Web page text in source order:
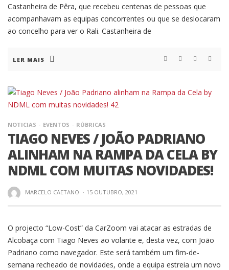
Castanheira de Pêra, que recebeu centenas de pessoas que
acompanhavam as equipas concorrentes ou que se deslocaram
ao concelho para ver o Rali. Castanheira de
LER MAIS
NOTICIAS EVENTOS RÚBRICAS
TIAGO NEVES / JOÃO PADRIANO
ALINHAM NA RAMPA DA CELA BY
NDML COM MUITAS NOVIDADES!
MARCELO CAETANO · 15 OUTUBRO, 2021
O projecto “Low-Cost” da CarZoom vai atacar as estradas de
Alcobaça com Tiago Neves ao volante e, desta vez, com João
Padriano como navegador. Este será também um fim-de-
semana recheado de novidades, onde a equipa estreia um novo